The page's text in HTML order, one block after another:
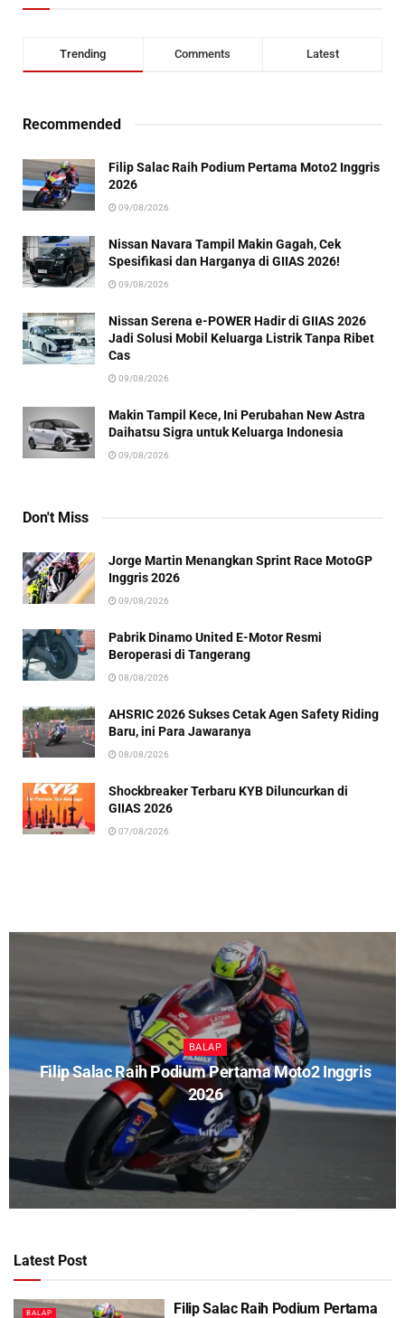
Trending Comments Latest
Recommended
Filip Salac Raih Podium Pertama Moto2 Inggris
2026
09/08/2026
Nissan Navara Tampil Makin Gagah, Cek
Spesifikasi dan Harganya di GIIAS 2026!
09/08/2026
Nissan Serena e-POWER Hadir di GIIAS 2026
Jadi Solusi Mobil Keluarga Listrik Tanpa Ribet
Cas
09/08/2026
Makin Tampil Kece, Ini Perubahan New Astra
Daihatsu Sigra untuk Keluarga Indonesia
09/08/2026
Don't Miss
Jorge Martin Menangkan Sprint Race MotoGP
Inggris 2026
09/08/2026
Pabrik Dinamo United E-Motor Resmi
Beroperasi di Tangerang
08/08/2026
AHSRIC 2026 Sukses Cetak Agen Safety Riding
Baru, ini Para Jawaranya
08/08/2026
Shockbreaker Terbaru KYB Diluncurkan di
GIIAS 2026
07/08/2026
BALAP
Filip Salac Raih Podium Pertama Moto2 Inggris
2026
Latest Post
BALAP Filip Salac Raih Podium Pertama